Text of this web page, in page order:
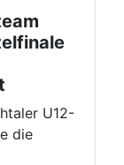
U12-
die